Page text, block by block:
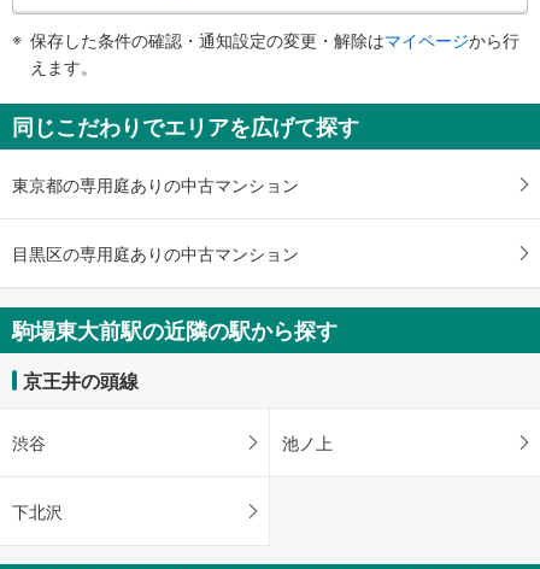
知
を
け
・
件
を
マ
イ
ー
に
保存した条件の確認・通知設定の変更・解除はマイページから行
えます。
同じこだわりでエリアを広げて探す
東京都の専用庭ありの中古マンション
目黒区の専用庭ありの中古マンション
駒場東大前駅の近隣の駅から探す
京王井の頭線
渋谷 池ノ上
下北沢